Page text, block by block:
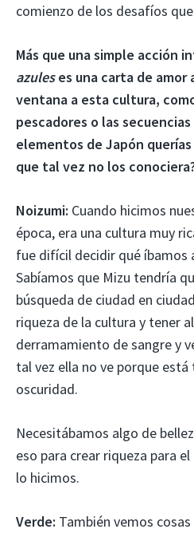
comienzo de los desafíos
Más que una simple acción
azuleses una carta de amor
ventana a esta cultura,
pescadores o las
elementos de Japón
que tal vez no los
Noizumi: Cuando hicimos
época, era una cultura muy
fue difícil decidir qué íbamos
Sabíamos que Mizu tendría
búsqueda de ciudad en
riqueza de la cultura y tener
derramamiento de sangre y
tal vez ella no ve porque
oscuridad.
Necesitábamos algo de
eso para crear riqueza para
lo hicimos.
Verde: También vemos